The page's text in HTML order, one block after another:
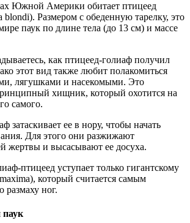
Южной Америки обитает птицеед
blondi). Размером с обеденную тарелку, это
паук по длине тела (до 13 см) и массе
как птицеед-голиаф получил
этот вид также любит полакомиться
лягушками и насекомыми. Это
хищник, который охотится на
самого.
затаскивает ее в нору, чтобы начать
Для этого они разжижают
жертвы и высасывают ее досуха.
птицеед уступает только гигантскому
который считается самым
ног.